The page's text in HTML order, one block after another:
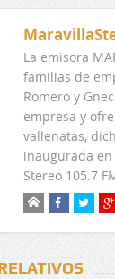
La emisora
familias de
Romero y
empresa y
vallenatas,
inaugurada
Stereo 105.7